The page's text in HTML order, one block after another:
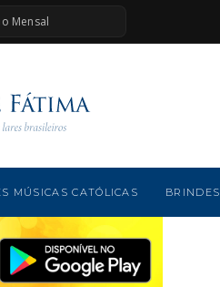
Mensal
MÚSICAS CATÓLICAS BRINDES